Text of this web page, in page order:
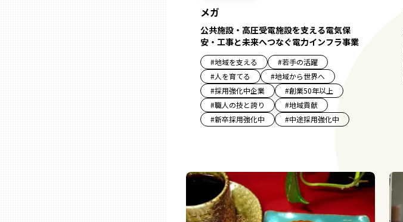
メガ
公共施設・高圧受電施設を支える電気保
安・工事と未来へつなぐ電力インフラ事業
#地域を支える #若手の活躍
#人を育てる #地域から世界へ
#採用強化中企業 #創業50年以上
#職人の技と誇り #地域貢献
#新卒採用強化中 #中途採用強化中